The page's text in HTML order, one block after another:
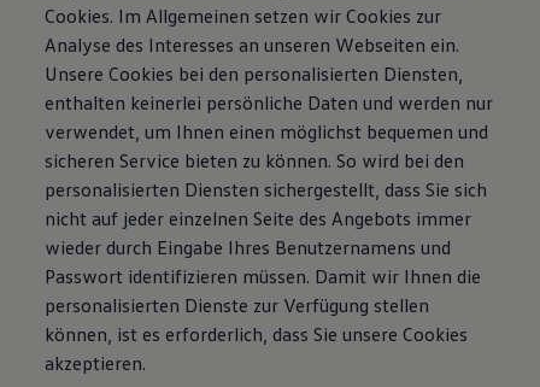
Cookies. Im Allgemeinen setzen wir Cookies zur
Analyse des Interesses an unseren Webseiten ein.
Unsere Cookies bei den personalisierten Diensten,
enthalten keinerlei persönliche Daten und werden nur
verwendet, um Ihnen einen möglichst bequemen und
sicheren Service bieten zu können. So wird bei den
personalisierten Diensten sichergestellt, dass Sie sich
nicht auf jeder einzelnen Seite des Angebots immer
wieder durch Eingabe Ihres Benutzernamens und
Passwort identifizieren müssen. Damit wir Ihnen die
personalisierten Dienste zur Verfügung stellen
können, ist es erforderlich, dass Sie unsere Cookies
akzeptieren.